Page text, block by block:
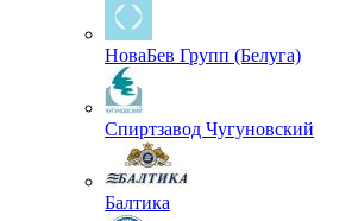
НоваБев Групп (Белуга)
Спиртзавод Чугуновский
Балтика